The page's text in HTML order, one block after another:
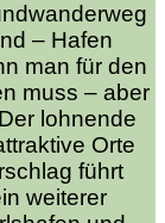
– Hafen
man für den
muss – aber
lohnende
Orte
führt
weiterer